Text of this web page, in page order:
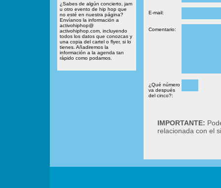
¿Sabes de algún concierto, jam
u otro evento de hip hop que
no esté en nuestra página?
Envíanos la información a
activohiphop@
activohiphop.com, incluyendo
todos los datos que conozcas y
una copia del cartel o flyer, si lo
tienes. Añadiremos la
información a la agenda tan
rápido como podamos.
E-mail:
Comentario:
¿Qué número
va después
del cinco?:
IMPORTANTE:
relacionada con el